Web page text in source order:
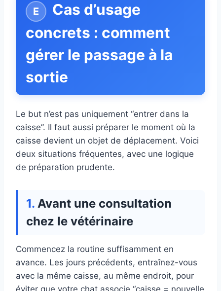
Cas d’usage
concrets : comment
gérer le passage à la
sortie
Le but n’est pas uniquement “entrer dans la
caisse”. Il faut aussi préparer le moment où la
caisse devient un objet de déplacement. Voici
deux situations fréquentes, avec une logique
de préparation prudente.
Avant une consultation
chez le vétérinaire
Commencez la routine suffisamment en
avance. Les jours précédents, entraînez-vous
avec la même caisse, au même endroit, pour